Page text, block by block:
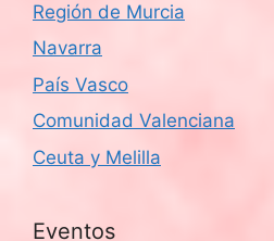
Región de Murcia
Navarra
País Vasco
Comunidad Valenciana
Ceuta y Melilla
Eventos